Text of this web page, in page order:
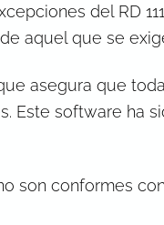
del RD
aquel que se
asegura que
software ha
son conformes